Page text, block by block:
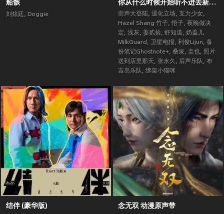
船骸
刘炫廷, Doggie
你从什么时候开始听不进去新歌了？ (街声大登陆合辑Vol.5)
街声大登陆, 退化立场, 支力少女,
Hazel Shang 竹子, 悟子, 夜晚做决
定, 浅灰, 姜贰拾, 虾知道, 奶盖儿
MilkGuard, 卫星电报, 利俊Lijun, 备
份笔记Ghostnote+, 桑泉, 圭也, 照片
送到店里那天, 张永久, 后声乐队, 布
吉岛乐队, 绑架小猫咪
结伴 (豪华版) 念无双 动漫原声带